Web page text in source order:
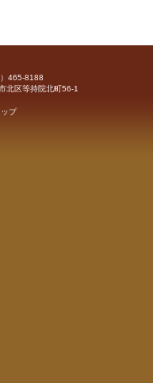
465-8188
北区等持院北町56-1
プ